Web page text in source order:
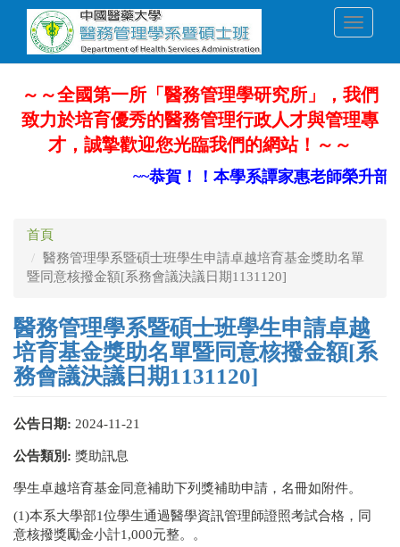
內
Toggle
～～全國第一所「醫務管理學研究所」，我們
致力於培育優秀的醫務管理行政人才與管理專
才，誠摯歡迎您光臨我們的網站！～～
~~恭賀！！本學系譚家惠老師榮升部
首頁
醫務管理學系暨碩士班學生申請卓越培育基金獎助名單
暨同意核撥金額[系務會議決議日期1131120]
醫務管理學系暨碩士班學生申請卓越
培育基金獎助名單暨同意核撥金額[系
務會議決議日期1131120]
公告日期: 2024-11-21
公告類別: 獎助訊息
學生卓越培育基金同意補助下列獎補助申請，名冊如附件。
(1)本系大學部1位學生通過醫學資訊管理師證照考試合格，同
意核撥獎勵金小計1,000元整。。